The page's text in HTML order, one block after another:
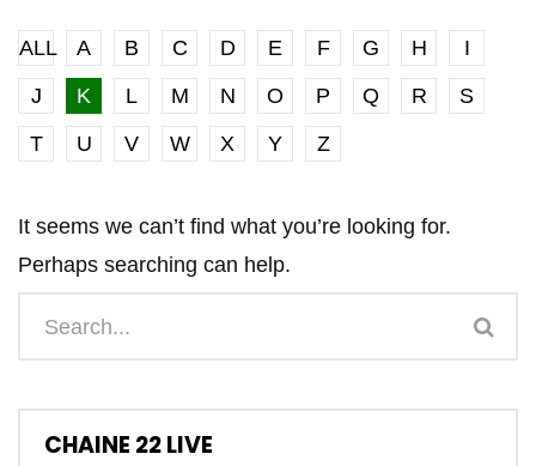
ALL A B C D E F G H
I
J
K L M N O P Q R
S
T
U V W X Y Z
It seems we can’t find what you’re looking for.
Perhaps searching can help.
CHAINE 22 LIVE